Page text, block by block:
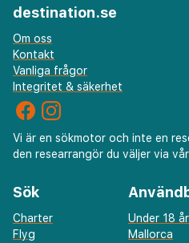
läge säkerställer året runt
stranden och stadens
destination.se
Om oss
Kontakt
Vanliga frågor
Integritet & säkerhet
Vi är en sökmotor och inte en
den researrangör du väljer via
Sök
Charter
Flyg
Under 18 år
Mallorca